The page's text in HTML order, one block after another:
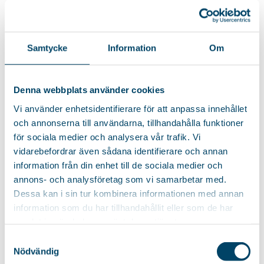
Samtycke Information Om
Denna webbplats använder cookies
Vi använder enhetsidentifierare för att anpassa innehållet
och annonserna till användarna, tillhandahålla funktioner
för sociala medier och analysera vår trafik. Vi
vidarebefordrar även sådana identifierare och annan
information från din enhet till de sociala medier och
annons- och analysföretag som vi samarbetar med.
Dessa kan i sin tur kombinera informationen med annan
information som du har tillhandahållit eller som de har
Nödvändig